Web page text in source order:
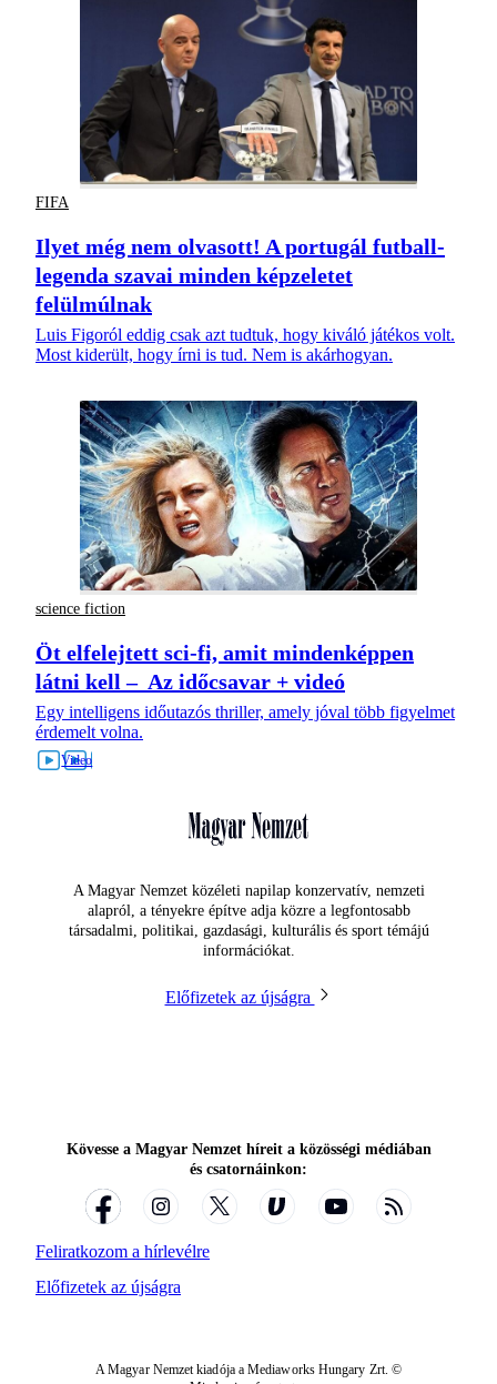
FIFA
Ilyet még nem olvasott! A portugál futball-
legenda szavai minden képzeletet
felülmúlnak
Luis Figoról eddig csak azt tudtuk, hogy kiváló játékos volt.
Most kiderült, hogy írni is tud. Nem is akárhogyan.
science fiction
Öt elfelejtett sci-fi, amit mindenképpen
látni kell – Az időcsavar + videó
Egy intelligens időutazós thriller, amely jóval több figyelmet
érdemelt volna.
A Magyar Nemzet közéleti napilap konzervatív, nemzeti
alapról, a tényekre építve adja közre a legfontosabb
társadalmi, politikai, gazdasági, kulturális és sport témájú
információkat.
Előfizetek az újságra
Feliratkozom a hírlevélre
Kövesse a Magyar Nemzet híreit a közösségi médiában
és csatornáinkon:
Előfizetek az újságra
A Magyar Nemzet kiadója a Mediaworks Hungary Zrt. ©